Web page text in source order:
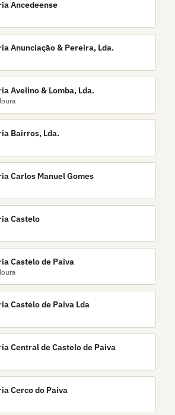
Ancedeense
Anunciação & Pereira, Lda.
Avelino & Lomba, Lda.
Bairros, Lda.
Carlos Manuel Gomes
Castelo
Castelo de Paiva
Castelo de Paiva Lda
Central de Castelo de Paiva
Cerco do Paiva